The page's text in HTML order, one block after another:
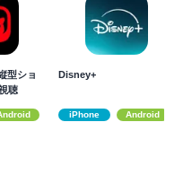
型ショ
聴
Disney+
iPhone Android